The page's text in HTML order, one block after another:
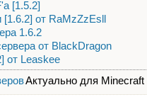
[1.5.2]
от RaMzZzEsll
1.6.2
от BlackDragon
от Leaskee
Актуально для